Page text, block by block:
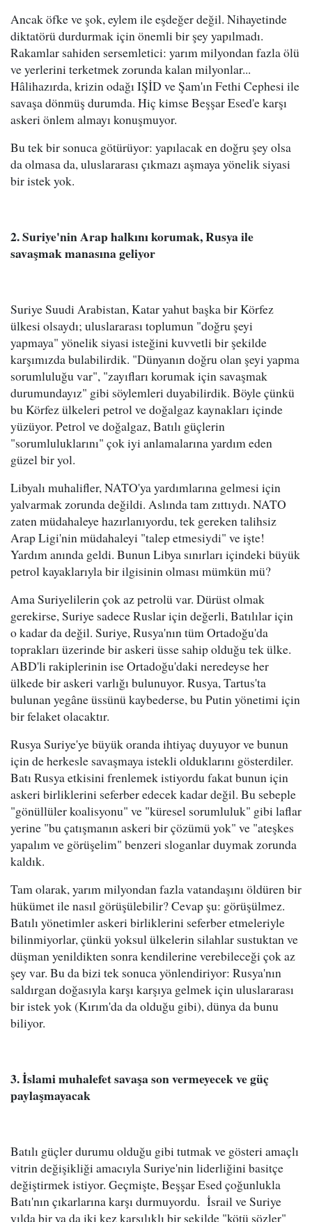
Ancak öfke ve şok, eylem ile eşdeğer değil. Nihayetinde
diktatörü durdurmak için önemli bir şey yapılmadı.
Rakamlar sahiden sersemletici: yarım milyondan fazla ölü
ve yerlerini terketmek zorunda kalan milyonlar...
Hâlihazırda, krizin odağı IŞİD ve Şam'ın Fethi Cephesi ile
savaşa dönmüş durumda. Hiç kimse Beşşar Esed'e karşı
askeri önlem almayı konuşmuyor.
Bu tek bir sonuca götürüyor: yapılacak en doğru şey olsa
da olmasa da, uluslararası çıkmazı aşmaya yönelik siyasi
bir istek yok.
2. Suriye'nin Arap halkını korumak, Rusya ile
savaşmak manasına geliyor
Suriye Suudi Arabistan, Katar yahut başka bir Körfez
ülkesi olsaydı; uluslararası toplumun "doğru şeyi
yapmaya" yönelik siyasi isteğini kuvvetli bir şekilde
karşımızda bulabilirdik. "Dünyanın doğru olan şeyi yapma
sorumluluğu var", "zayıfları korumak için savaşmak
durumundayız" gibi söylemleri duyabilirdik. Böyle çünkü
bu Körfez ülkeleri petrol ve doğalgaz kaynakları içinde
yüzüyor. Petrol ve doğalgaz, Batılı güçlerin
"sorumluluklarını" çok iyi anlamalarına yardım eden
güzel bir yol.
Libyalı muhalifler, NATO'ya yardımlarına gelmesi için
yalvarmak zorunda değildi. Aslında tam zıttıydı. NATO
zaten müdahaleye hazırlanıyordu, tek gereken talihsiz
Arap Ligi'nin müdahaleyi "talep etmesiydi" ve işte!
Yardım anında geldi. Bunun Libya sınırları içindeki büyük
petrol kayaklarıyla bir ilgisinin olması mümkün mü?
Ama Suriyelilerin çok az petrolü var. Dürüst olmak
gerekirse, Suriye sadece Ruslar için değerli, Batılılar için
o kadar da değil. Suriye, Rusya'nın tüm Ortadoğu'da
toprakları üzerinde bir askeri üsse sahip olduğu tek ülke.
ABD'li rakiplerinin ise Ortadoğu'daki neredeyse her
ülkede bir askeri varlığı bulunuyor. Rusya, Tartus'ta
bulunan yegâne üssünü kaybederse, bu Putin yönetimi için
bir felaket olacaktır.
Rusya Suriye'ye büyük oranda ihtiyaç duyuyor ve bunun
için de herkesle savaşmaya istekli olduklarını gösterdiler.
Batı Rusya etkisini frenlemek istiyordu fakat bunun için
askeri birliklerini seferber edecek kadar değil. Bu sebeple
"gönüllüler koalisyonu" ve "küresel sorumluluk" gibi laflar
yerine "bu çatışmanın askeri bir çözümü yok" ve "ateşkes
yapalım ve görüşelim" benzeri sloganlar duymak zorunda
kaldık.
Tam olarak, yarım milyondan fazla vatandaşını öldüren bir
hükümet ile nasıl görüşülebilir? Cevap şu: görüşülmez.
Batılı yönetimler askeri birliklerini seferber etmeleriyle
bilinmiyorlar, çünkü yoksul ülkelerin silahlar sustuktan ve
düşman yenildikten sonra kendilerine verebileceği çok az
şey var. Bu da bizi tek sonuca yönlendiriyor: Rusya'nın
saldırgan doğasıyla karşı karşıya gelmek için uluslararası
bir istek yok (Kırım'da da olduğu gibi), dünya da bunu
biliyor.
3. İslami muhalefet savaşa son vermeyecek ve güç
paylaşmayacak
Batılı güçler durumu olduğu gibi tutmak ve gösteri amaçlı
vitrin değişikliği amacıyla Suriye'nin liderliğini basitçe
değiştirmek istiyor. Geçmişte, Beşşar Esed çoğunlukla
Batı'nın çıkarlarına karşı durmuyordu. İsrail ve Suriye
yılda bir ya da iki kez karşılıklı bir şekilde "kötü sözler"